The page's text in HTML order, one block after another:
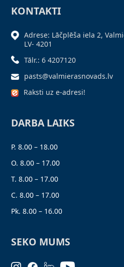
KONTAKTI
Adrese: Lāčplēša iela 2,
LV- 4201
Tālr.: 6 4207120
pasts@valmierasnovads.lv
Raksti uz e-adresi!
DARBA LAIKS
P. 8.00 – 18.00
O. 8.00 – 17.00
T. 8.00 – 17.00
C. 8.00 – 17.00
Pk. 8.00 – 16.00
SEKO MUMS